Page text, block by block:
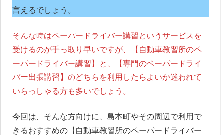
言えるでしょう。
そんな時はペーパードライバー講習というサービスを
受けるのが手っ取り早いですが、【自動車教習所のペ
ーパードライバー講習】と、【専門のペーパードライ
バー出張講習】のどちらを利用したらよいか迷われて
いらっしゃる方も多いでしょう。
今回は、そんな方向けに、島本町やその周辺で利用で
きるおすすめの【自動車教習所のペーパードライバー